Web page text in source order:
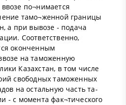
по¬нимается
тамо¬женной границы
а при вывозе - подача
Соответственно,
оконченным
на таможенную
Казахстан, в том числе
свободных таможенных
на остальную часть та-
- с момента фак¬тического